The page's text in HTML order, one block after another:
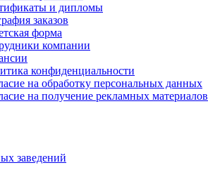
и дипломы
заказов
форма
компании
конфиденциальности
на обработку персональных данных
на получение рекламных материалов
заведений